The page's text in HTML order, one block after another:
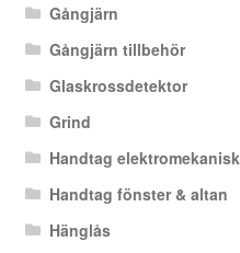
Gångjärn
Gångjärn tillbehör
Glaskrossdetektor
Grind
Handtag elektromekanisk
Handtag fönster & altan
Hänglås